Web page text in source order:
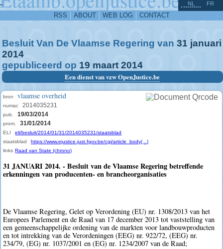
-
RSS ABOUT WEB LOG CONTACT
NL FR
Besluit Van De Vlaamse Regering van 31 januari
2014
gepubliceerd op 19 maart 2014
Een dienst van vzw OpenJustice.be
bron vlaamse overheid
numac 2014035231
pub. 19/03/2014
prom. 31/01/2014
ELI
eli/besluit/2014/01/31/2014035231/staatsblad
staatsblad
https://www.ejustice.just.fgov.be/cgi/article_body(...)
links Raad van State (chrono)
31 JANUARI 2014. - Besluit van de Vlaamse Regering betreffende
erkenningen van producenten- en brancheorganisaties
De Vlaamse Regering, Gelet op Verordening (EU) nr. 1308/2013 van het
Europees Parlement en de Raad van 17 december 2013 tot vaststelling van
een gemeenschappelijke ordening van de markten voor landbouwproducten
en tot intrekking van de Verordeningen (EEG) nr. 922/72, (EEG) nr.
234/79, (EG) nr. 1037/2001 en (EG) nr. 1234/2007 van de Raad;
^